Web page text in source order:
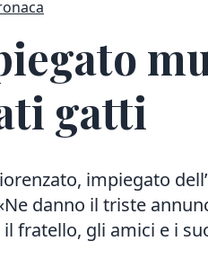
gatti
impiegato
danno il triste
il fratello, gli amici e i